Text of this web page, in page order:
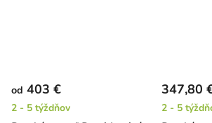
od 403 €
2 - 5 týždňov
347,80
2 - 5